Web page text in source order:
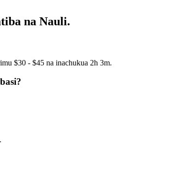
na Nauli.
$30 - $45 na inachukua 2h 3m.